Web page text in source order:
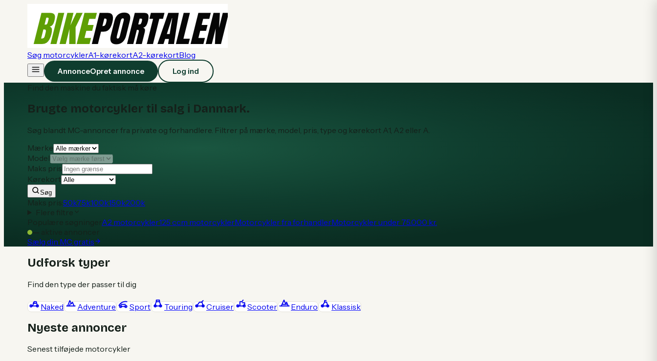
Søg motorcyklerA1-kørekortA2-kørekortBlog
AnnonceOpret annonce Log ind
Find den maskine du faktisk må køre
Brugte motorcykler til salg i Danmark.
Søg blandt MC-annoncer fra private og forhandlere. Filtrer på mærke, model, pris, type og kørekort A1, A2 eller A.
Mærke
Model
Maks pris
Kørekort
Søg
Maks pris:50k75k100k150k200k
Flere filtre
A2 motorcykler125 ccm motorcyklerMotorcykler fra forhandlerMotorcykler under 75.000 kr.
Sælg din MC gratis
Udforsk typer
Find den type der passer til dig
Naked Adventure Sport Touring Cruiser Scooter Enduro Klassisk
Nyeste annoncer
Senest tilføjede motorcykler